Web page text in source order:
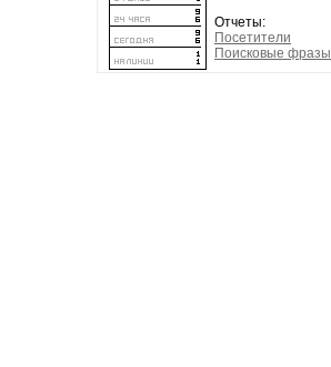
Отчеты:
Посетители
Поисковые фразы